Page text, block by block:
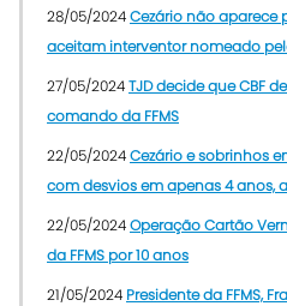
28/05/2024Cezário não aparece
aceitam interventor nomeado
27/05/2024TJD decide que CBF
comando da FFMS
22/05/2024Cezário e sobrinhos
com desvios em apenas 4 anos,
22/05/2024Operação Cartão
da FFMS por 10 anos
21/05/2024 Presidente da FFMS,